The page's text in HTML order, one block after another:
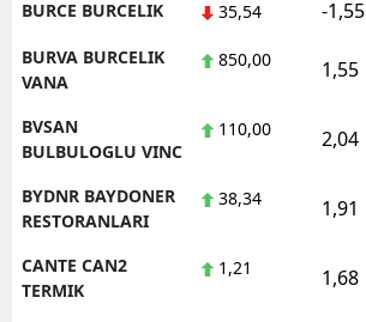
BURCE BURCELIK 35,54 -1,55
BURVA BURCELIK
VANA
850,00 1,55
BVSAN
BULBULOGLU VINC
110,00 2,04
BYDNR BAYDONER
RESTORANLARI
38,34 1,91
CANTE CAN2
TERMIK
1,21 1,68